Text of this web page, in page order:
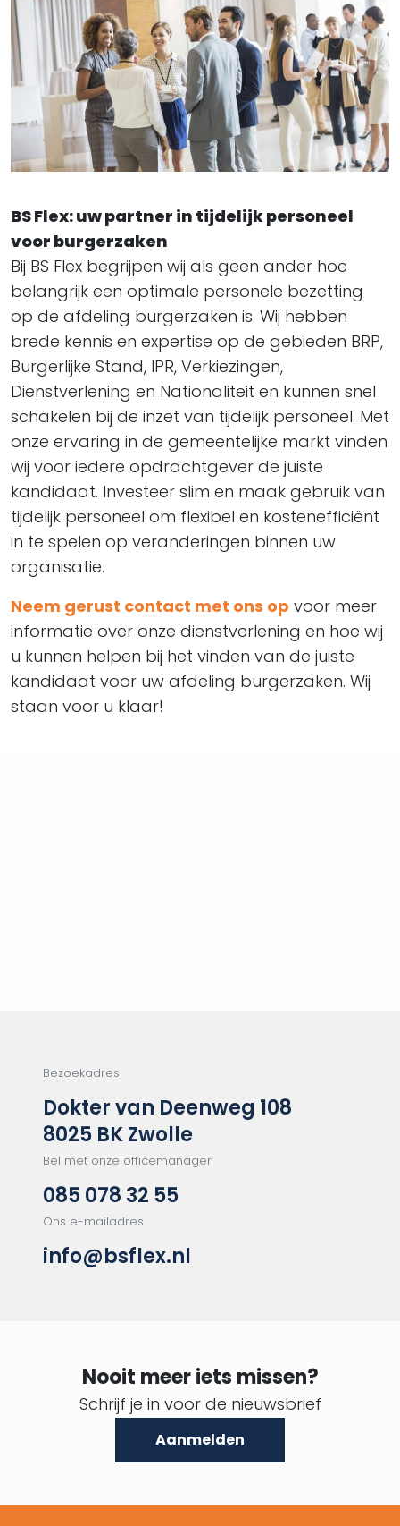
BS Flex: uw partner in tijdelijk personeel
voor burgerzaken
Bij BS Flex begrijpen wij als geen ander hoe
belangrijk een optimale personele bezetting
op de afdeling burgerzaken is. Wij hebben
brede kennis en expertise op de gebieden BRP,
Burgerlijke Stand, IPR, Verkiezingen,
Dienstverlening en Nationaliteit en kunnen snel
schakelen bij de inzet van tijdelijk personeel. Met
onze ervaring in de gemeentelijke markt vinden
wij voor iedere opdrachtgever de juiste
kandidaat. Investeer slim en maak gebruik van
tijdelijk personeel om flexibel en kostenefficiënt
in te spelen op veranderingen binnen uw
organisatie.
Neem gerust contact met ons op voor meer
informatie over onze dienstverlening en hoe wij
u kunnen helpen bij het vinden van de juiste
kandidaat voor uw afdeling burgerzaken. Wij
staan voor u klaar!
Bezoekadres
Dokter van Deenweg 108
8025 BK Zwolle
Bel met onze officemanager
085 078 32 55
Ons e-mailadres
info@bsflex.nl
Nooit meer iets missen?
Schrijf je in voor de nieuwsbrief
Aanmelden
CAPTCHA